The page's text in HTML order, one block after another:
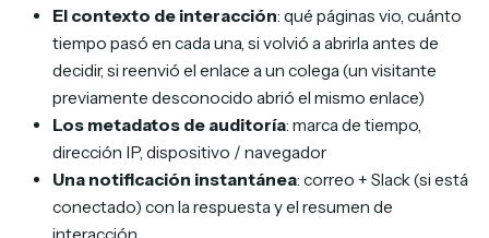
El contexto de interacción: qué páginas vio, cuánto
tiempo pasó en cada una, si volvió a abrirla antes de
decidir, si reenvió el enlace a un colega (un visitante
previamente desconocido abrió el mismo enlace)
Los metadatos de auditoría: marca de tiempo,
dirección IP, dispositivo / navegador
Una notificación instantánea: correo + Slack (si está
conectado) con la respuesta y el resumen de